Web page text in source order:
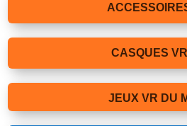
CASQUES
JEUX VR DU